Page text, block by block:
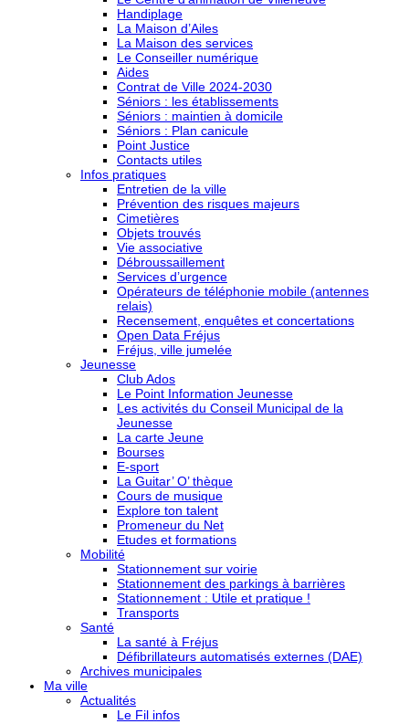
Handiplage
La Maison d’Ailes
La Maison des services
Le Conseiller numérique
Aides
Contrat de Ville 2024-2030
Séniors : les établissements
Séniors : maintien à domicile
Séniors : Plan canicule
Point Justice
Contacts utiles
Infos pratiques
Entretien de la ville
Prévention des risques majeurs
Cimetières
Objets trouvés
Vie associative
Débroussaillement
Services d’urgence
Opérateurs de téléphonie mobile (antennes
relais)
Recensement, enquêtes et concertations
Open Data Fréjus
Fréjus, ville jumelée
Jeunesse
Club Ados
Le Point Information Jeunesse
Les activités du Conseil Municipal de la
Jeunesse
La carte Jeune
Bourses
E-sport
La Guitar’ O’ thèque
Cours de musique
Explore ton talent
Promeneur du Net
Etudes et formations
Mobilité
Stationnement sur voirie
Stationnement des parkings à barrières
Stationnement : Utile et pratique !
Transports
Santé
La santé à Fréjus
Défibrillateurs automatisés externes (DAE)
Archives municipales
Ma ville
Actualités
Le Fil infos